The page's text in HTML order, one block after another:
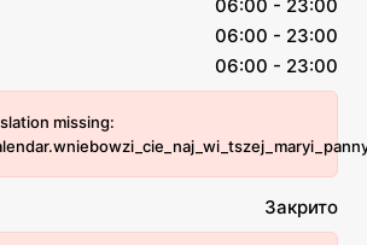
06:00 - 23:00
06:00 - 23:00
06:00 - 23:00
missing:
Закрито